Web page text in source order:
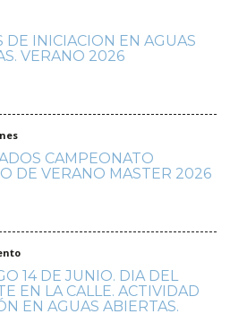
DE INICIACION EN AGUAS
VERANO 2026
CAMPEONATO
DE VERANO MASTER 2026
14 DE JUNIO. DIA DEL
EN LA CALLE. ACTIVIDAD
EN AGUAS ABIERTAS.